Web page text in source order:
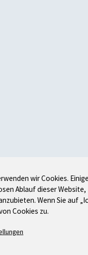
wir Cookies.
Ablauf dieser Website,
Wenn Sie auf
Cookies zu.